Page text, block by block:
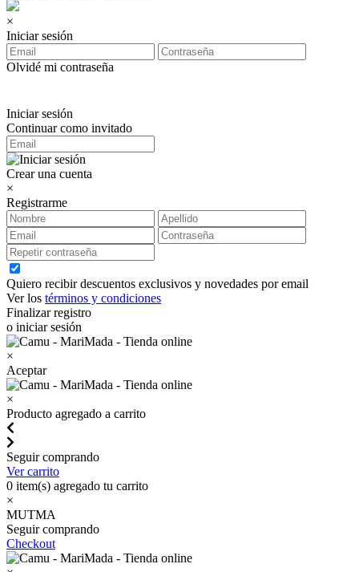
×
Iniciar sesión
Olvidé mi contraseña
Iniciar sesión
Continuar como invitado
Crear una cuenta
×
Registrarme
Quiero recibir descuentos exclusivos y novedades por email
Ver los términos y condiciones
Finalizar registro
o iniciar sesión
×
Aceptar
×
Producto agregado a carrito
Seguir comprando
Ver carrito
0 item(s) agregado tu carrito
×
MUTMA
Seguir comprando
Checkout